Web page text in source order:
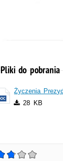
Pliki do pobrania
Życzenia
28 KB